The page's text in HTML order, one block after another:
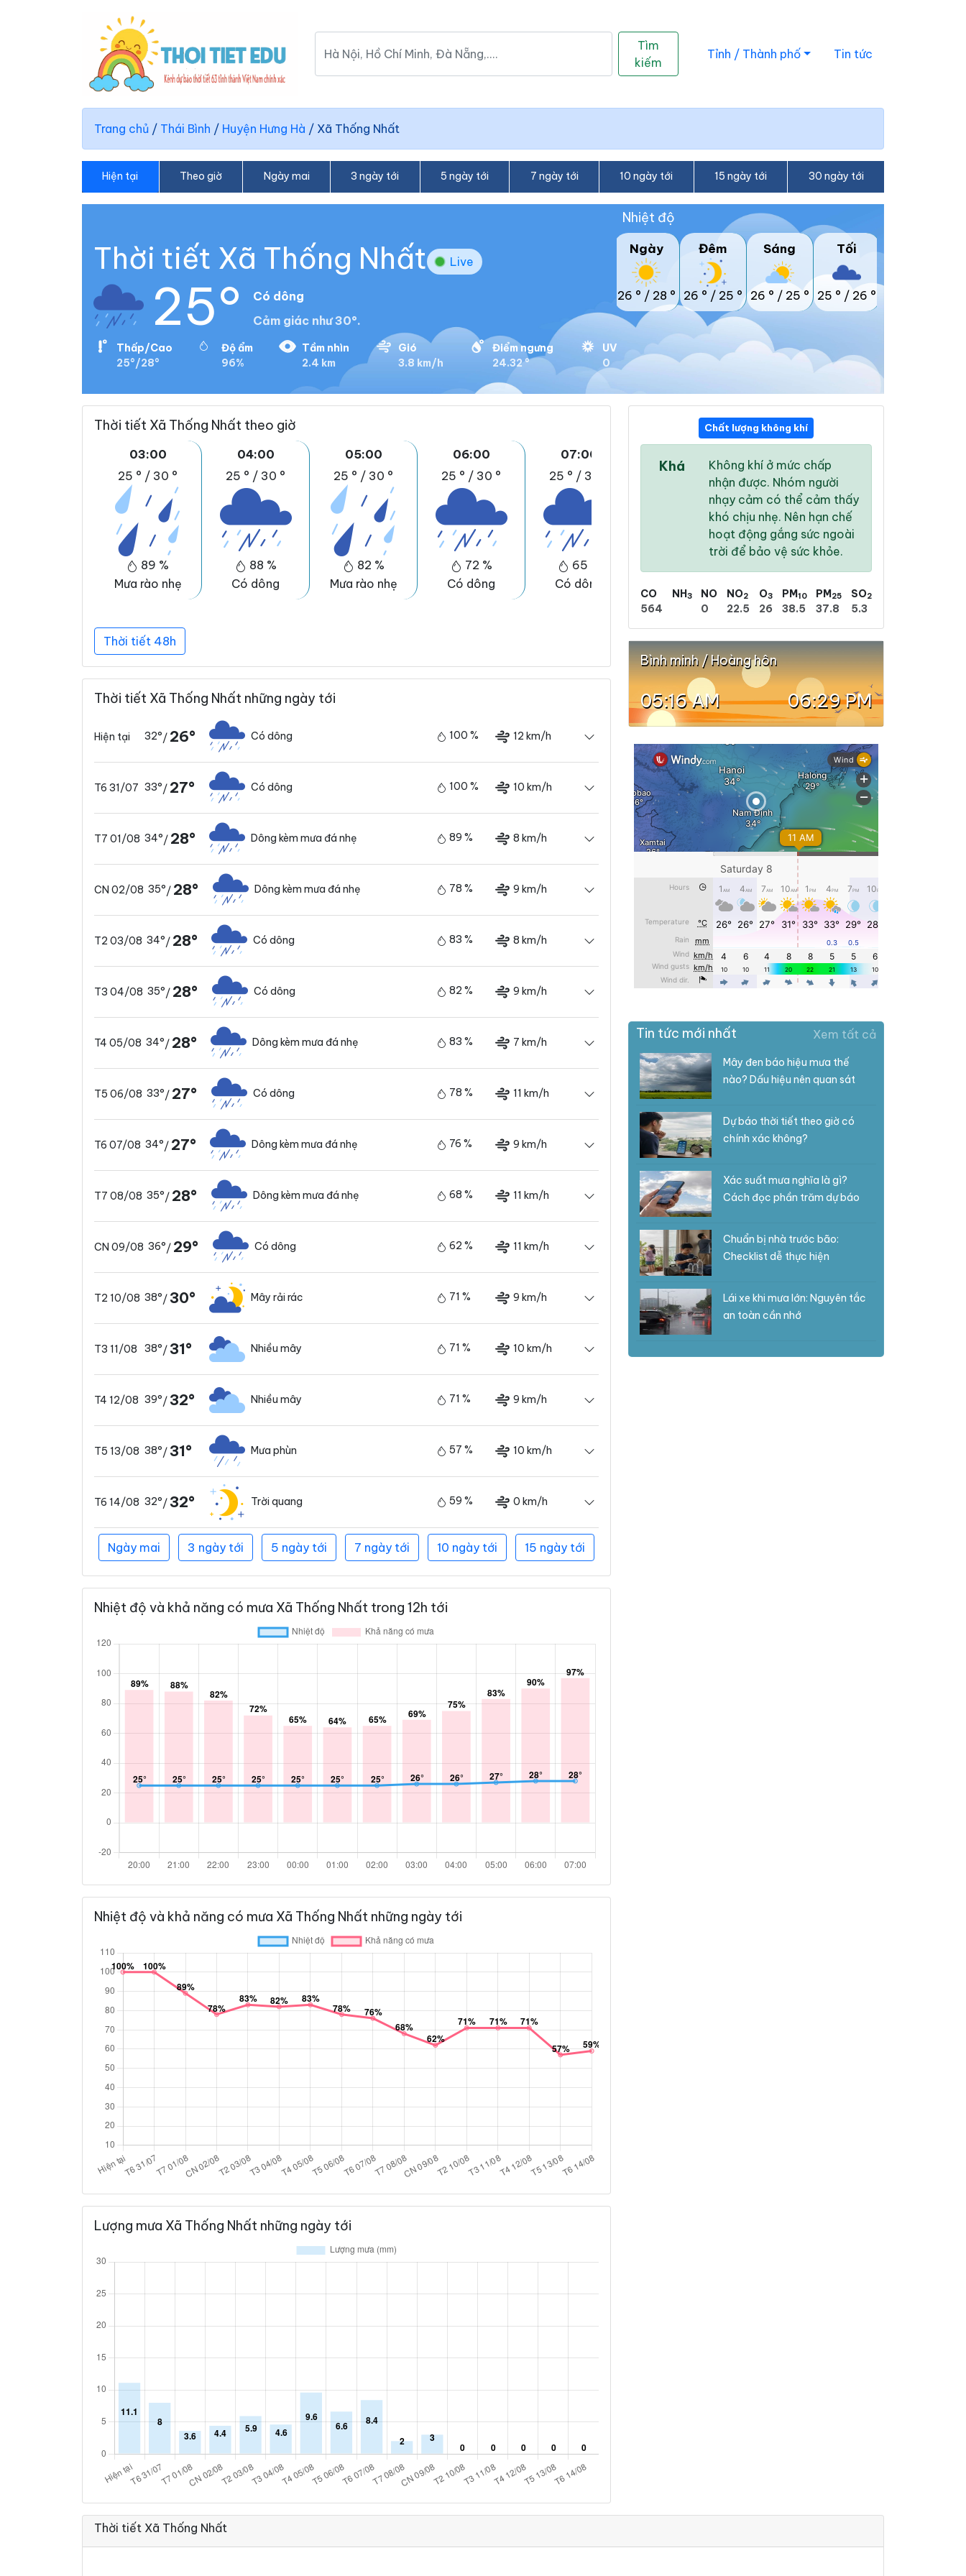
Tìm
kiếm
Tỉnh / Thành phố Tin tức
Trang chủ / Thái Bình / Huyện Hưng Hà / Xã Thống Nhất
Hiện tại Theo giờ Ngày mai 3 ngày tới 5 ngày tới 7 ngày tới 10 ngày tới 15 ngày tới 30 ngày tới
Thời tiết Xã Thống Nhất Live
25°
Có dông
Cảm giác như 30°.
Thấp/Cao
25°/28°
Độ ẩm
96%
Tầm nhìn
2.4 km
Gió
3.8 km/h
Điểm ngưng
24.32 °
UV
0
Nhiệt độ
Ngày
26 ° / 28 °
Đêm
26 ° / 25 °
Sáng
26 ° / 25 °
Tối
25 ° / 26 °
Thời tiết Xã Thống Nhất theo giờ
03:00
25 ° / 30 °
89 %
Mưa rào nhẹ
04:00
25 ° / 30 °
88 %
Có dông
05:00
25 ° / 30 °
82 %
Mưa rào nhẹ
06:00
25 ° / 30 °
72 %
Có dông
07:00
25 ° / 30 °
65 %
Có dông
25 °/ 30 °
25 °/
Thời tiết 48h
Thời tiết Xã Thống Nhất những ngày tới
Hiện tại 32°/ 26° Có dông 100 % 12 km/h
T6 31/07 33°/ 27° Có dông 100 % 10 km/h
T7 01/08 34°/ 28° Dông kèm mưa đá nhẹ 89 % 8 km/h
CN 02/08 35°/ 28° Dông kèm mưa đá nhẹ 78 % 9 km/h
T2 03/08 34°/ 28° Có dông 83 % 8 km/h
T3 04/08 35°/ 28° Có dông 82 % 9 km/h
T4 05/08 34°/ 28° Dông kèm mưa đá nhẹ 83 % 7 km/h
T5 06/08 33°/ 27° Có dông 78 % 11 km/h
T6 07/08 34°/ 27° Dông kèm mưa đá nhẹ 76 % 9 km/h
T7 08/08 35°/ 28° Dông kèm mưa đá nhẹ 68 % 11 km/h
CN 09/08 36°/ 29° Có dông 62 % 11 km/h
T2 10/08 38°/30° Mây rải rác 71 % 9 km/h
T3 11/08 38°/31° Nhiều mây 71 % 10 km/h
T4 12/08 39°/32° Nhiều mây 71 % 9 km/h
T5 13/08 38°/31° Mưa phùn 57 % 10 km/h
T6 14/08 32°/32° Trời quang 59 % 0 km/h
Ngày mai 3 ngày tới 5 ngày tới 7 ngày tới 10 ngày tới 15 ngày tới
Nhiệt độ và khả năng có mưa Xã Thống Nhất trong 12h tới
Nhiệt độ và khả năng có mưa Xã Thống Nhất những ngày tới
Lượng mưa Xã Thống Nhất những ngày tới
Chất lượng không khí
Khá
Không khí ở mức chấp
nhận được. Nhóm người
nhạy cảm có thể cảm thấy
khó chịu nhẹ. Nên hạn chế
hoạt động gắng sức ngoài
trời để bảo vệ sức khỏe.
CO
564
NH3
NO
0
NO2
22.5
O3
26
PM10
38.5
PM25
37.8
SO2
5.3
Bình minh / Hoàng hôn
05:16 AM 06:29 PM
Tin tức mới nhất Xem tất cả
Mây đen báo hiệu mưa thế
nào? Dấu hiệu nên quan sát
Dự báo thời tiết theo giờ có
chính xác không?
Xác suất mưa nghĩa là gì?
Cách đọc phần trăm dự báo
Chuẩn bị nhà trước bão:
Checklist dễ thực hiện
Lái xe khi mưa lớn: Nguyên tắc
an toàn cần nhớ
Thời tiết Xã Thống Nhất